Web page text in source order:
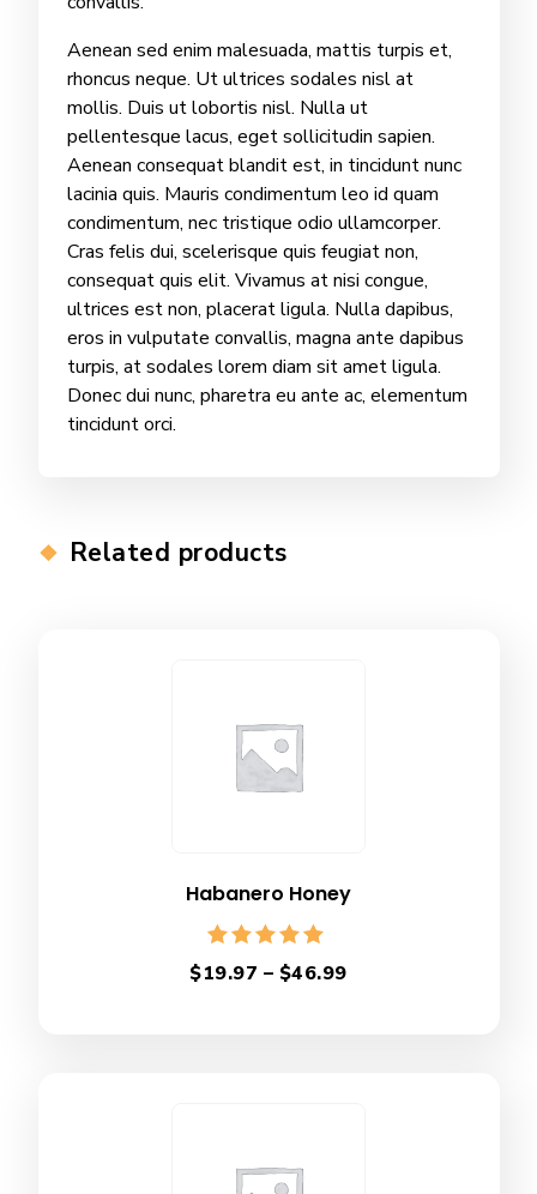
Aenean sed enim malesuada, mattis turpis et,
rhoncus neque. Ut ultrices sodales nisl at
mollis. Duis ut lobortis nisl. Nulla ut
pellentesque lacus, eget sollicitudin sapien.
Aenean consequat blandit est, in tincidunt nunc
lacinia quis. Mauris condimentum leo id quam
condimentum, nec tristique odio ullamcorper.
Cras felis dui, scelerisque quis feugiat non,
consequat quis elit. Vivamus at nisi congue,
ultrices est non, placerat ligula. Nulla dapibus,
eros in vulputate convallis, magna ante dapibus
turpis, at sodales lorem diam sit amet ligula.
Donec dui nunc, pharetra eu ante ac, elementum
tincidunt orci.
Related products
Habanero Honey
Rated
5.00
$19.97 – $46.99